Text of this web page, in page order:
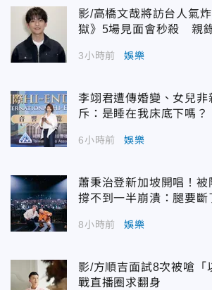
影/高橋文哉將訪台人氣
獄》5場見面會秒殺 親
3小時前 娛樂
李翊君遭傳婚變、女兒
斥：是睡在我床底下嗎？
6小時前 娛樂
蕭秉治登新加坡開唱！
撐不到一半崩潰：腿要斷
8小時前 娛樂
影/方順吉面試8次被嗆「
戰直播圈求翻身